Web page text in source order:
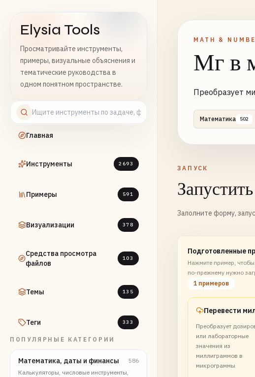
Elysia Tools
Просматривайте инструменты,
примеры, визуальные объяснения и
тематические руководства в
одном понятном пространстве.
Главная
Инструменты 2693
Примеры 591
Визуализации 378
Средства просмотра
файлов
103
Темы 135
Теги 333
ПОПУЛЯРНЫЕ КАТЕГОРИИ
Математика, даты и финансы
586
Калькуляторы, числовые инструменты,
MATH &
Мг в
Преобразует
Математика 502
ЗАПУСК
Заполните форму,
Подготовленные
Нажмите пример,
по-прежнему нужно
1 примеров
Преобразует
или лабораторные
значения из
миллиграммов в
микрограммы